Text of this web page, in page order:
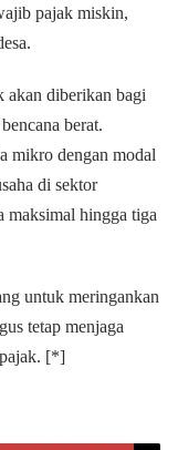
pajak miskin,
akan diberikan bagi
berat.
mikro dengan modal
di sektor
maksimal hingga tiga
untuk meringankan
tetap menjaga
pajak. [*]